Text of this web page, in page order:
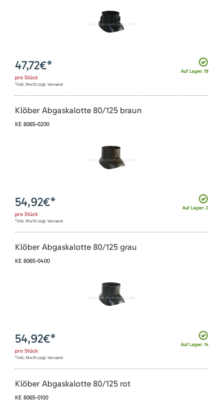
Auf Lager: 19
47,72€*
pro Stück
*inkl. MwSt zzgl. Versand
Klöber Abgaskalotte 80/125 braun
KE 8065-0200
Auf Lager: 2
54,92€*
pro Stück
*inkl. MwSt zzgl. Versand
Klöber Abgaskalotte 80/125 grau
KE 8065-0400
Auf Lager: 14
54,92€*
pro Stück
*inkl. MwSt zzgl. Versand
Klöber Abgaskalotte 80/125 rot
KE 8065-0100